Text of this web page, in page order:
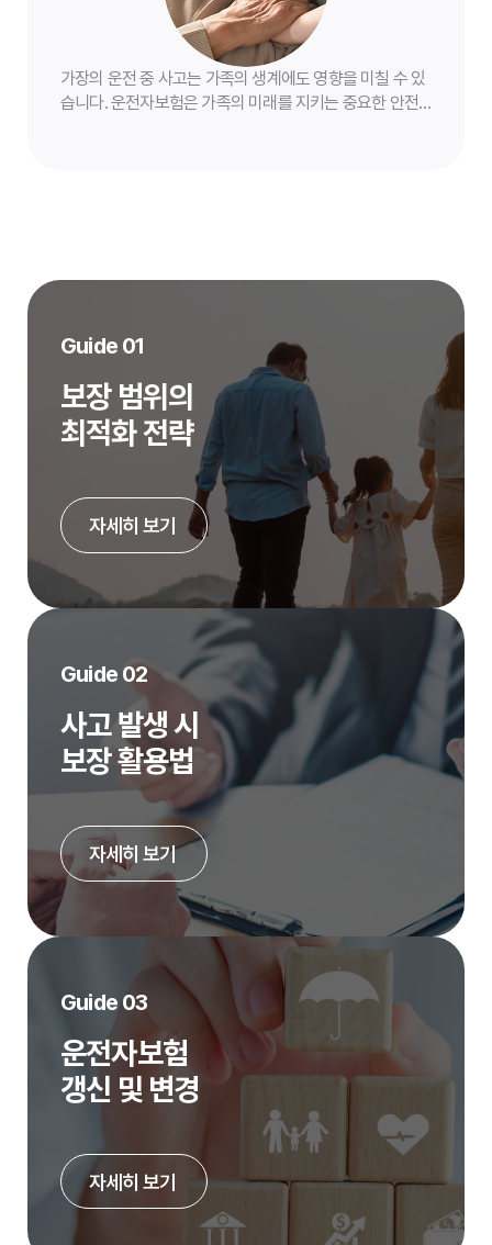
가장의 운전 중 사고는 가족의 생계에도 영향을 미칠 수 있
습니다. 운전자보험은 가족의 미래를 지키는 중요한 안전
Guide 01
보장 범위의
최적화 전략
자세히 보기
Guide 02
사고 발생 시
보장 활용법
자세히 보기
Guide 03
운전자보험
갱신 및 변경
자세히 보기